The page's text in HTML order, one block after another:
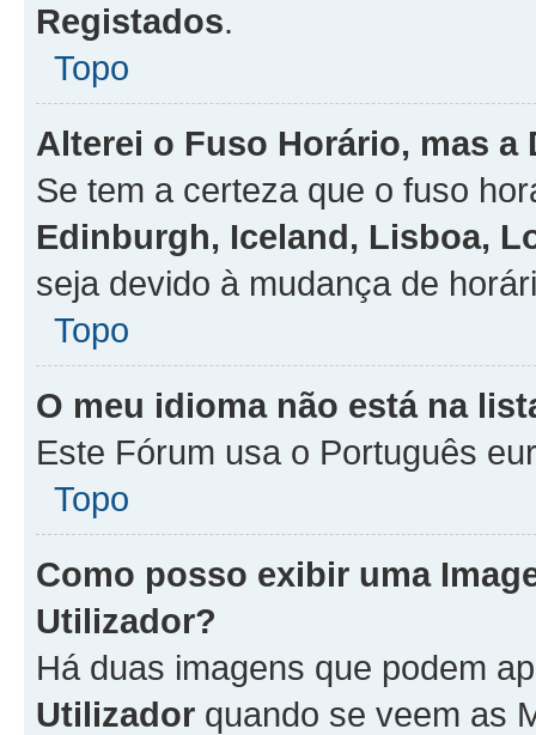
Registados.
Topo
Alterei o Fuso Horário, mas a
Se tem a certeza que o fuso
Edinburgh, Iceland, Lisboa,
seja devido à mudança de
Topo
O meu idioma não está na
Este Fórum usa o Português
Topo
Como posso exibir uma
Utilizador?
Há duas imagens que podem
Utilizador quando se veem as